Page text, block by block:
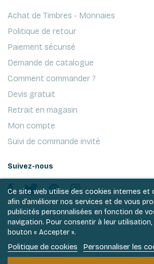
Achat de Timbres - Monnaies
Politique de retour
Paiement sécurisé
Demande de catalogue
Comment commander ?
Devis gratuit
Retrait en magasin
Mon compte
Suivi de commande invité
Suivez-nous
Ce site web utilise des cookies internes et
afin d’améliorer nos services et de vous
publicités personnalisées en fonction de
navigation. Pour consentir à leur utilisation,
bouton « Accepter ».
Politique de cookies Personnaliser les
Conditions
Politique de